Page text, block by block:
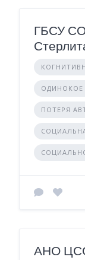
ГБСУ
ОДИНОКОЕ
ПОТЕРЯ
АНО